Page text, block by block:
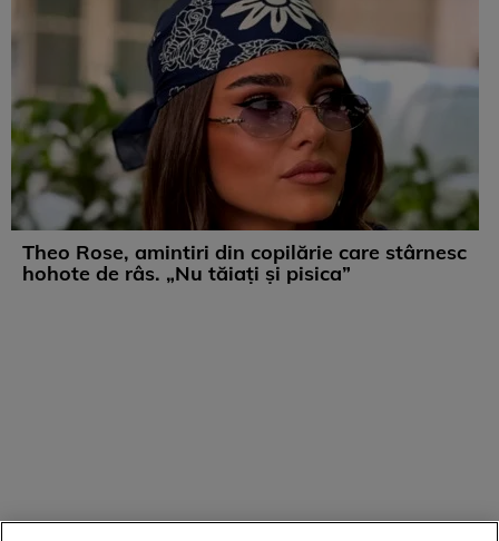
Theo Rose, amintiri din copilărie care stârnesc
hohote de râs. „Nu tăiați și pisica”